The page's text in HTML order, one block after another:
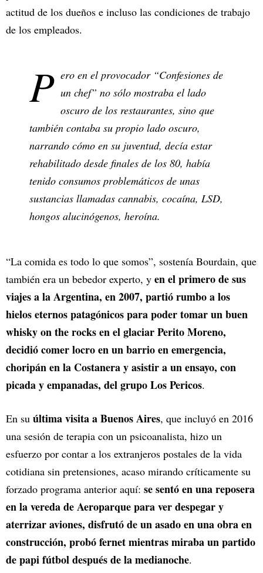
actitud de los dueños e incluso las condiciones de trabajo
de los empleados.
P ero en el provocador “Confesiones de
un chef” no sólo mostraba el lado
oscuro de los restaurantes, sino que
también contaba su propio lado oscuro,
narrando cómo en su juventud, decía estar
rehabilitado desde finales de los 80, había
tenido consumos problemáticos de unas
sustancias llamadas cannabis, cocaína, LSD,
hongos alucinógenos, heroína.
“La comida es todo lo que somos”, sostenía Bourdain, que
también era un bebedor experto, y en el primero de sus
viajes a la Argentina, en 2007, partió rumbo a los
hielos eternos patagónicos para poder tomar un buen
whisky on the rocks en el glaciar Perito Moreno,
decidió comer locro en un barrio en emergencia,
choripán en la Costanera y asistir a un ensayo, con
picada y empanadas, del grupo Los Pericos.
En su última visita a Buenos Aires, que incluyó en 2016
una sesión de terapia con un psicoanalista, hizo un
esfuerzo por contar a los extranjeros postales de la vida
cotidiana sin pretensiones, acaso mirando críticamente su
forzado programa anterior aquí: se sentó en una reposera
en la vereda de Aeroparque para ver despegar y
aterrizar aviones, disfrutó de un asado en una obra en
construcción, probó fernet mientras miraba un partido
de papi fútbol después de la medianoche.